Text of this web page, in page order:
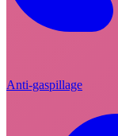
Anti-gaspillage